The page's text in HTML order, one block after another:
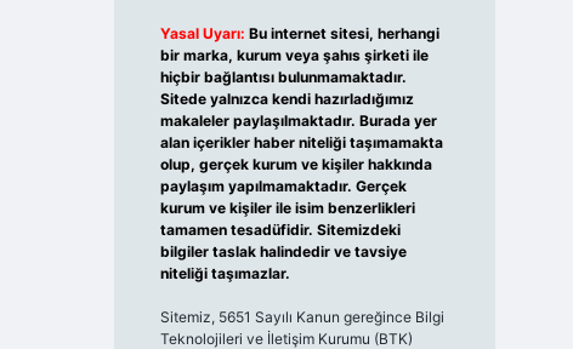
Yasal Uyarı: Bu internet sitesi, herhangi
bir marka, kurum veya şahıs şirketi ile
hiçbir bağlantısı bulunmamaktadır.
Sitede yalnızca kendi hazırladığımız
makaleler paylaşılmaktadır. Burada yer
alan içerikler haber niteliği taşımamakta
olup, gerçek kurum ve kişiler hakkında
paylaşım yapılmamaktadır. Gerçek
kurum ve kişiler ile isim benzerlikleri
tamamen tesadüfidir. Sitemizdeki
bilgiler taslak halindedir ve tavsiye
niteliği taşımazlar.
Sitemiz, 5651 Sayılı Kanun gereğince Bilgi
Teknolojileri ve İletişim Kurumu (BTK)